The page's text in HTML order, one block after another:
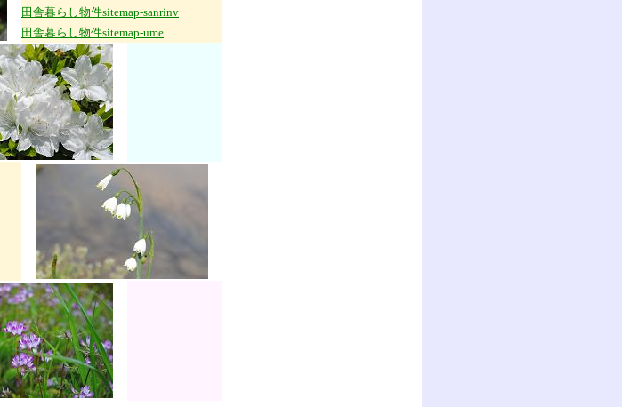
田舎暮らし物件sitemap-sanrinv
田舎暮らし物件sitemap-ume